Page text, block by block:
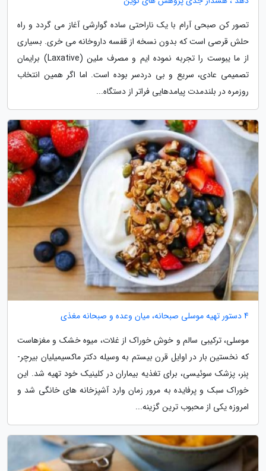
تصور کن صبحی آرام با یک ناراحتی ساده گوارشی آغاز می گردد و راه
حلش قرصی است که بدون نسخه از قفسه داروخانه می خری. بسیاری
از ما یبوست را تجربه نموده ایم و مصرف ملین (Laxative) برایمان
تصمیمی عادی، سریع و بی دردسر بوده است. اما اگر همین انتخاب
روزمره در بلندمدت پیامدهایی فراتر از دستگاه...
4 دستور تهیه موسلی صبحانه، میان وعده و صبحانه مغذی
موسلی، ترکیبی سالم و خوش خوراک از غلات، میوه خشک و مغزهاست
که نخستین بار در اوایل قرن بیستم به وسیله دکتر ماکسیمیلیان بیرچر-
بِنِر، پزشک سوئیسی، برای تغذیه بیماران در کلینیک خود تهیه شد. این
خوراک سبک و پرفایده به مرور زمان وارد آشپزخانه های خانگی شد و
امروزه یکی از محبوب ترین گزینه...